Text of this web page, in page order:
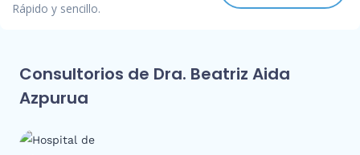
Rápido y sencillo.
Consultorios de Dra. Beatriz Aida
Azpurua